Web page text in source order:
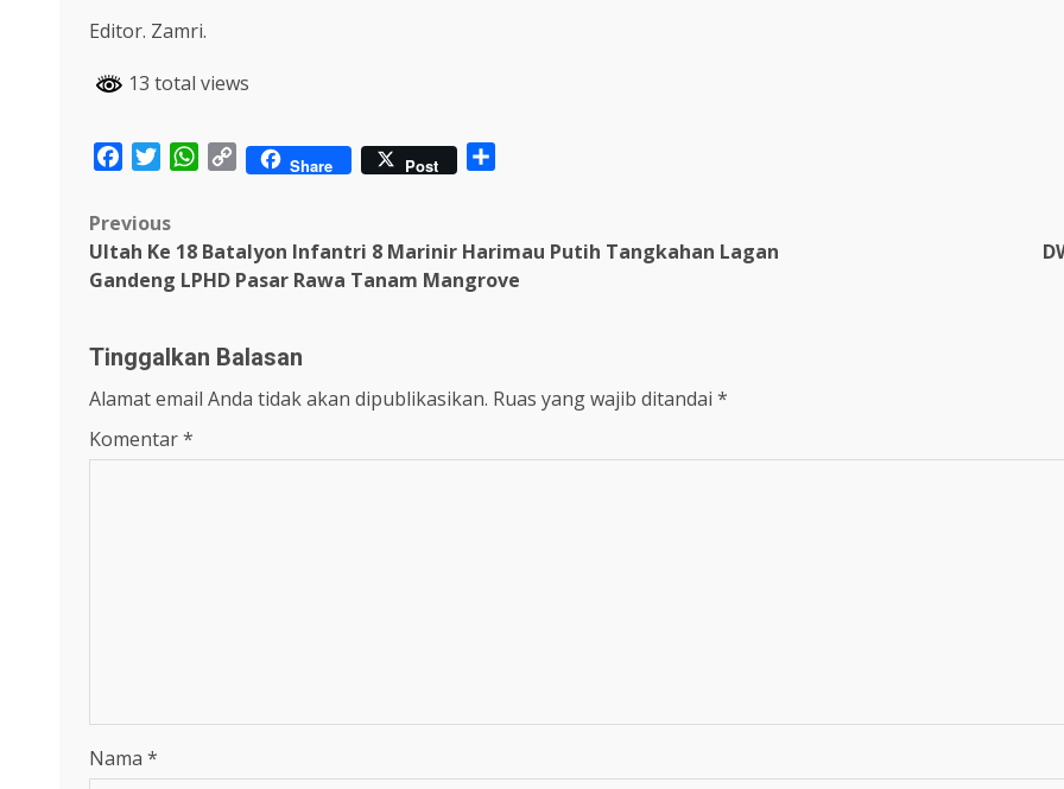
Editor. Zamri.
13 total views
FacebookTwitterWhatsApp
Copy Share Post
Post
navigation
Previous
Ultah Ke 18 Batalyon Infantri 8 Marinir Harimau Putih Tangkahan Lagan
Gandeng LPHD Pasar Rawa Tanam Mangrove
Tinggalkan Balasan
Alamat email Anda tidak akan dipublikasikan. Ruas yang wajib ditandai *
Komentar*
Nama *